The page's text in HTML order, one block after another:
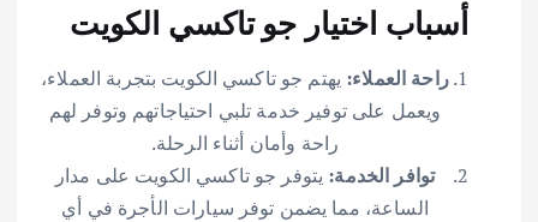
أسباب اختيار جو تاكسي الكويت
راحة العملاء: يهتم جو تاكسي الكويت بتجربة العملاء،
ويعمل على توفير خدمة تلبي احتياجاتهم وتوفر لهم
راحة وأمان أثناء الرحلة.
توافر الخدمة: يتوفر جو تاكسي الكويت على مدار
الساعة، مما يضمن توفر سيارات الأجرة في أي